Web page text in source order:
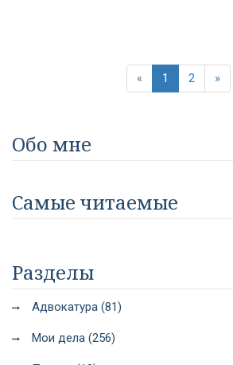
« 1 2 »
Обо мне
Самые читаемые
Разделы
Адвокатура (81)
Мои дела (256)